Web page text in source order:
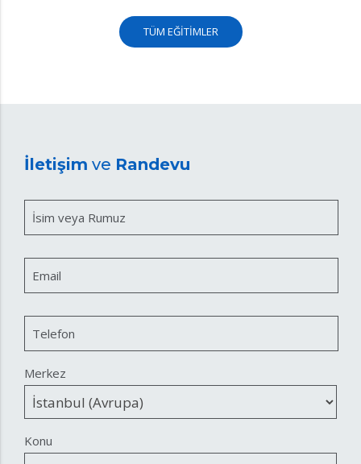
TÜM EĞİTİMLER
İletişim ve Randevu
İsim veya Rumuz
Email
Telefon
Merkez
Konu